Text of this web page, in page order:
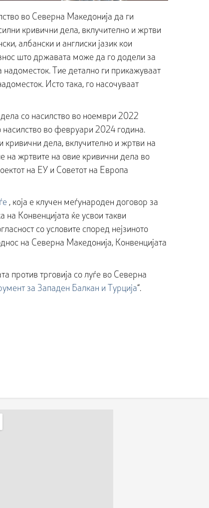
во Северна Македонија да ги
кривични дела, вклучително и жртви
албански и англиски јазик кои
што државата може да го додели за
Тие детално ги прикажуваат
Исто така, го насочуваат
со насилство во ноември 2022
во февруари 2024 година.
дела, вклучително и жртви на
на жртвите на овие кривични дела во
на ЕУ и Советот на Европа
, која е клучен меѓународен договор за
на Конвенцијата ќе усвои такви
со условите според нејзиното
на Северна Македонија, Конвенцијата
против трговија со луѓе во Северна
за Западен Балкан и Турција“.